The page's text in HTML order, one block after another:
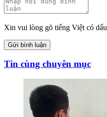
Xin vui lòng gõ tiếng Việt có dấu
Gửi bình luận
Tin cùng chuyên mục